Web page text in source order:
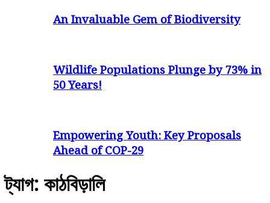
An Invaluable Gem of Biodiversity
Wildlife Populations Plunge by 73% in
50 Years!
Empowering Youth: Key Proposals
Ahead of COP-29
ট্যাগ: কাঠবিড়ালি